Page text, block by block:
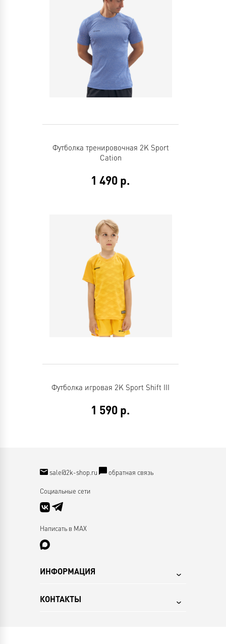
Футболка тренировочная 2K Sport
Cation
1 490 р.
Футболка игровая 2K Sport Shift III
1 590 р.
sale@2k-shop.ru обратная связь
Социальные сети
Написать в MAX
ИНФОРМАЦИЯ
КОНТАКТЫ